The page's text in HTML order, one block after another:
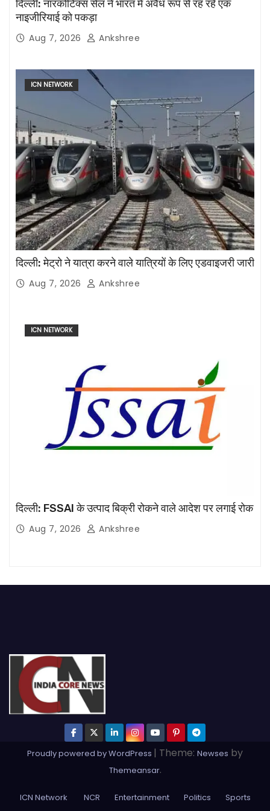
दिल्ली: नारकोटिक्स सेल ने भारत में अवैध रूप से रह रहे एक
नाइजीरियाई को पकड़ा
Aug 7, 2026 Ankshree
ICN NETWORK
दिल्ली: मेट्रो ने यात्रा करने वाले यात्रियों के लिए एडवाइजरी जारी
Aug 7, 2026 Ankshree
ICN NETWORK
दिल्ली: FSSAI के उत्पाद बिक्री रोकने वाले आदेश पर लगाई रोक
Aug 7, 2026 Ankshree
Proudly powered by WordPress | Theme: Newses by
Themeansar.
ICN Network NCR Entertainment Politics
Sports